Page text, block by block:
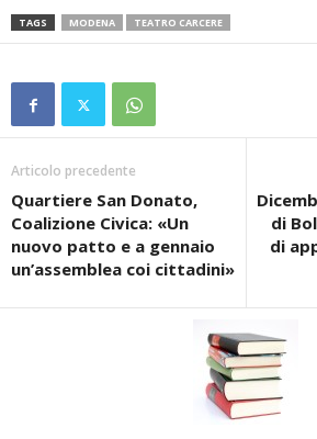
TAGS MODENA TEATRO CARCERE
Articolo precedente
Quartiere San Donato,
Coalizione Civica: «Un
nuovo patto e a gennaio
un’assemblea coi cittadini»
di
di